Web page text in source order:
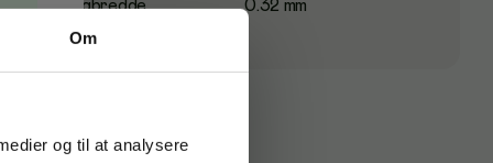
Om
og til at analysere
Stregbredde 0.32 mm